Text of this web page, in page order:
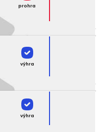
prohra
výhra
výhra